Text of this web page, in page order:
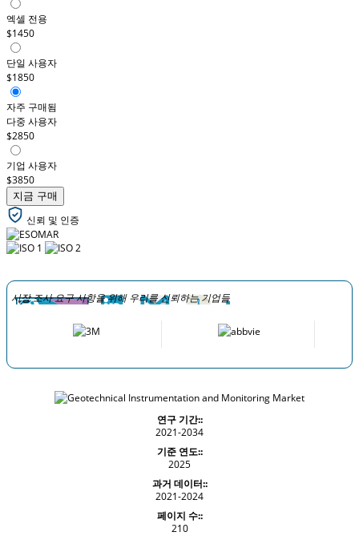
엑셀 전용
$1450
단일 사용자
$1850
자주 구매됨
다중 사용자
$2850
기업 사용자
$3850
지금 구매
신뢰 및 인증
시장 조사 요구 사항을 위해 우리를 신뢰하는 기업들
연구 기간::
2021-2034
기준 연도::
2025
과거 데이터::
2021-2024
페이지 수::
210